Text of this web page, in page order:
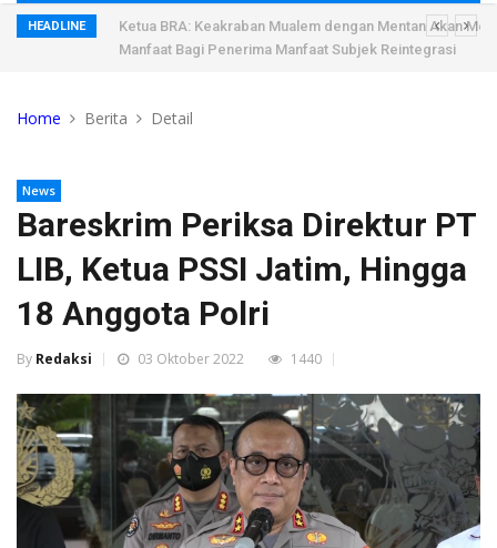
HEADLINE
di
Ketua BRA: Keakraban Mualem dengan Mentan Akan
Manfaat Bagi Penerima Manfaat Subjek Reintegrasi
Home Berita Detail
News
Bareskrim Periksa Direktur PT
LIB, Ketua PSSI Jatim, Hingga
18 Anggota Polri
By Redaksi 03 Oktober 2022 1440